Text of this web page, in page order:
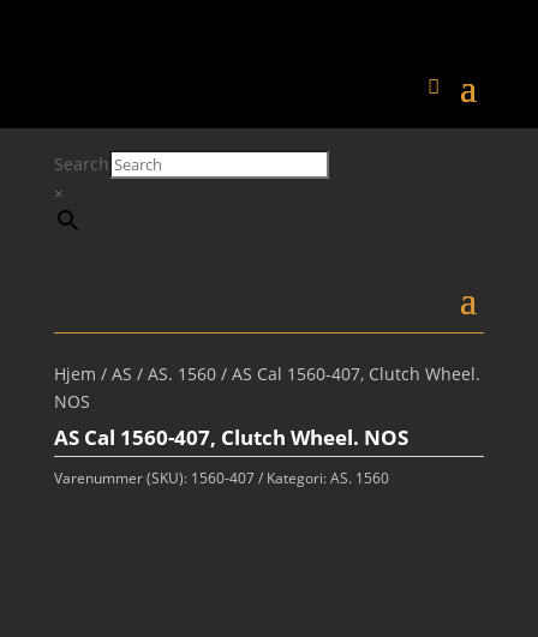
Search
×
Hjem / AS / AS. 1560/ AS Cal 1560-407, Clutch Wheel.
NOS
AS Cal 1560-407, Clutch Wheel. NOS
Varenummer (SKU): 1560-407 Kategori:AS. 1560